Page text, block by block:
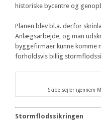
historiske bycentre og
Planen blev bl.a. derfor
Anlægsarbejde, og man
byggefirmaer kunne komme
forholdsvis billig
Skibe sejler igennem
Stormflodssikringen